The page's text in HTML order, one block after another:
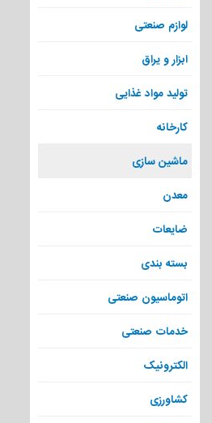
لوازم صنعتی
ابزار و یراق
تولید مواد غذایی
کارخانه
ماشین سازی
معدن
ضایعات
بسته بندی
اتوماسیون صنعتی
خدمات صنعتی
الکترونیک
کشاورزی